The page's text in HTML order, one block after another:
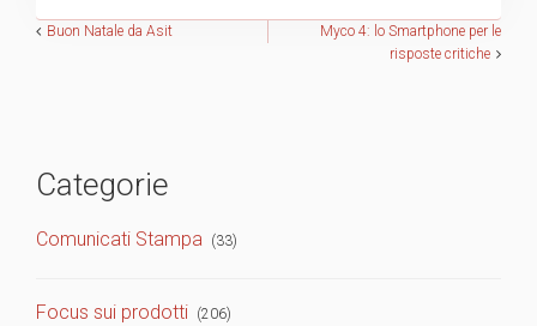
Navigazione
Buon Natale da Asit
Myco 4: lo Smartphone per le
risposte critiche
Categorie
Comunicati Stampa (33)
Focus sui prodotti (206)